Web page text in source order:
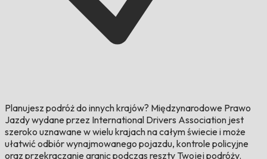
Planujesz podróż do innych krajów? Międzynarodowe Prawo
Jazdy wydane przez International Drivers Association jest
szeroko uznawane w wielu krajach na całym świecie i może
ułatwić odbiór wynajmowanego pojazdu, kontrole policyjne
oraz przekraczanie granic podczas reszty Twojej podróży.